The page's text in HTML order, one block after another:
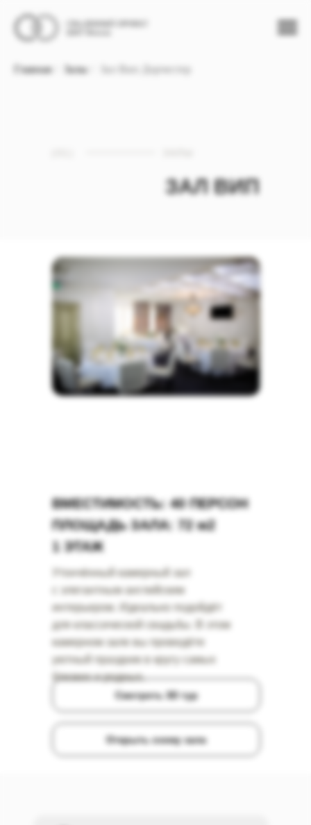
Главная Залы Зал Вип Дорчестер
ЗАЛ ВИП
ВМЕСТИМОСТЬ: 40 ПЕРСОН
ПЛОЩАДЬ ЗАЛА: 72 м2
1 ЭТАЖ
Утончённый камерный зал
с элегантным английским
интерьером. Идеально подойдёт
для классической свадьбы. В этом
камерном зале вы проведёте
уютный праздник в кругу самых
близких и родных.
Открыть схему зала
Смотреть 3D тур